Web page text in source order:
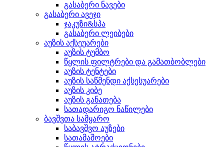
გასაბერი ნავები
გასაბერი ავეჯი
ჯაკუზი&სპა
გასაბერი ლეიბები
აუზის აქსეუარები
აუზის ტუმბო
წყლის ფილტრები და გამათბობლები
აუზის ტენტები
აუზის საწმენდი აქსესუარები
აუზის კიბე
აუზის განათება
სათადარიგო ნაწილები
ბავშვთა სამყარო
საბავშვო აუზები
სათამაშოები